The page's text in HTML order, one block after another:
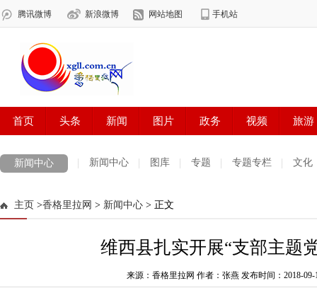
新闻中心 新闻中心 图库 专题 专题专栏 文化
法治迪庆
主页 >香格里拉网 > 新闻中心 > 正文
维西县扎实开展“支部主题
来源：香格里拉网 作者：张燕 发布时间：2018-09-